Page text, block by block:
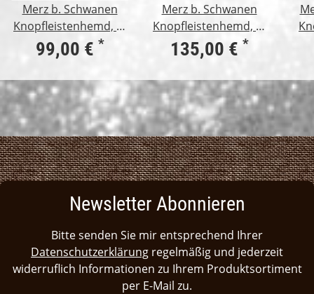
Merz b. Schwanen
Knopfleistenhemd, 2-
fädig, 1/4 Arm, natur
99,00 € *
Merz b. Schwanen
Knopfleistenhemd, 1-
fädig, 1/4 Arm, weiß
135,00 € *
Newsletter Abonnieren
Bitte senden Sie mir entsprechend Ihrer
Datenschutzerklärung regelmäßig und jederzeit
widerruflich Informationen zu Ihrem Produktsortiment
per E-Mail zu.